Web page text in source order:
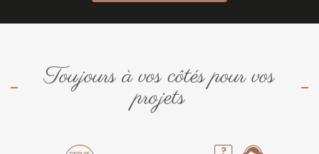
Toujours à vos côtés pour vos
projets